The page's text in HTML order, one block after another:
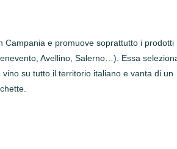
Campania e promuove soprattutto i prodotti
Avellino, Salerno…). Essa
su tutto il territorio italiano e vanta di un